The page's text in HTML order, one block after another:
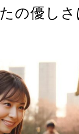
の優し